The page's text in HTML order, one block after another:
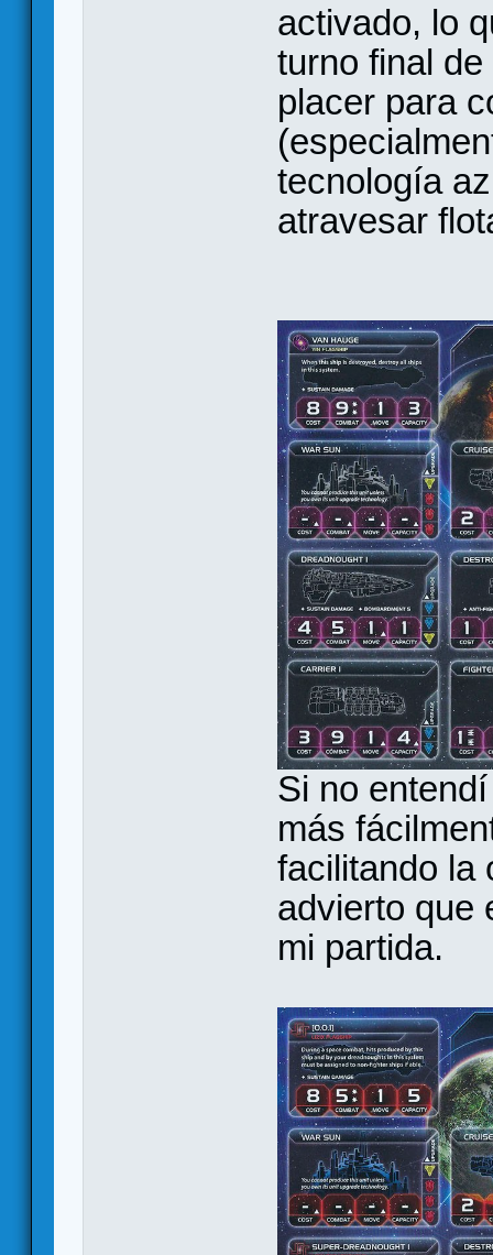
activado, lo
turno final
placer para
tecnología
atravesar
Si no
más
facilitando la
advierto que
mi partida.